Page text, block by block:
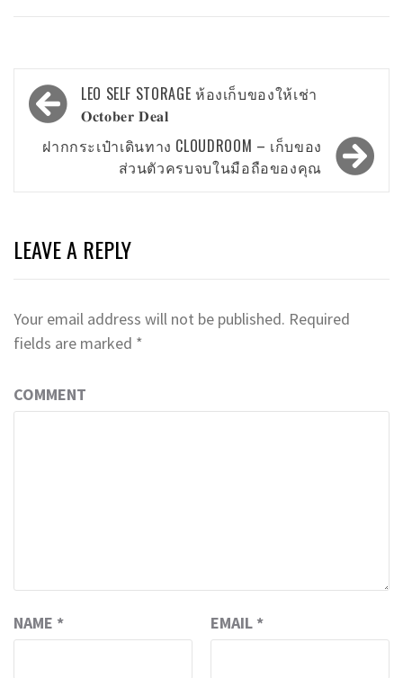
Post
navigation
LEO SELF STORAGE ห้องเก็บของให้เช่า
𝐎𝐜𝐭𝐨𝐛𝐞𝐫 𝐃𝐞𝐚𝐥
ฝากกระเป๋าเดินทาง CLOUDROOM – เก็บของ
ส่วนตัวครบจบในมือถือของคุณ
LEAVE A REPLY
Your email address will not be published. Required
fields are marked *
COMMENT
NAME * EMAIL *